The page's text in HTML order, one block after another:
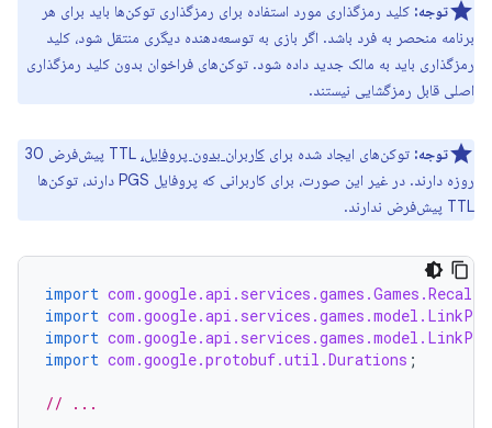
توجه: کلید رمزگذاری مورد استفاده برای رمزگذاری توکن‌ها باید برای هر
برنامه منحصر به فرد باشد. اگر بازی به توسعه‌دهنده دیگری منتقل شود، کلید
رمزگذاری باید به مالک جدید داده شود. توکن‌های فراخوان بدون کلید رمزگذاری
اصلی قابل رمزگشایی نیستند.
توجه: توکن‌های ایجاد شده برای کاربران بدون پروفایل،
TTL پیش‌فرض 30
روزه دارند. در غیر این صورت، برای کاربرانی که پروفایل PGS دارند، توکن‌ها
TTL پیش‌فرض ندارند.
import
import
import
import com.google.protobuf.util.Durations ;
// ...